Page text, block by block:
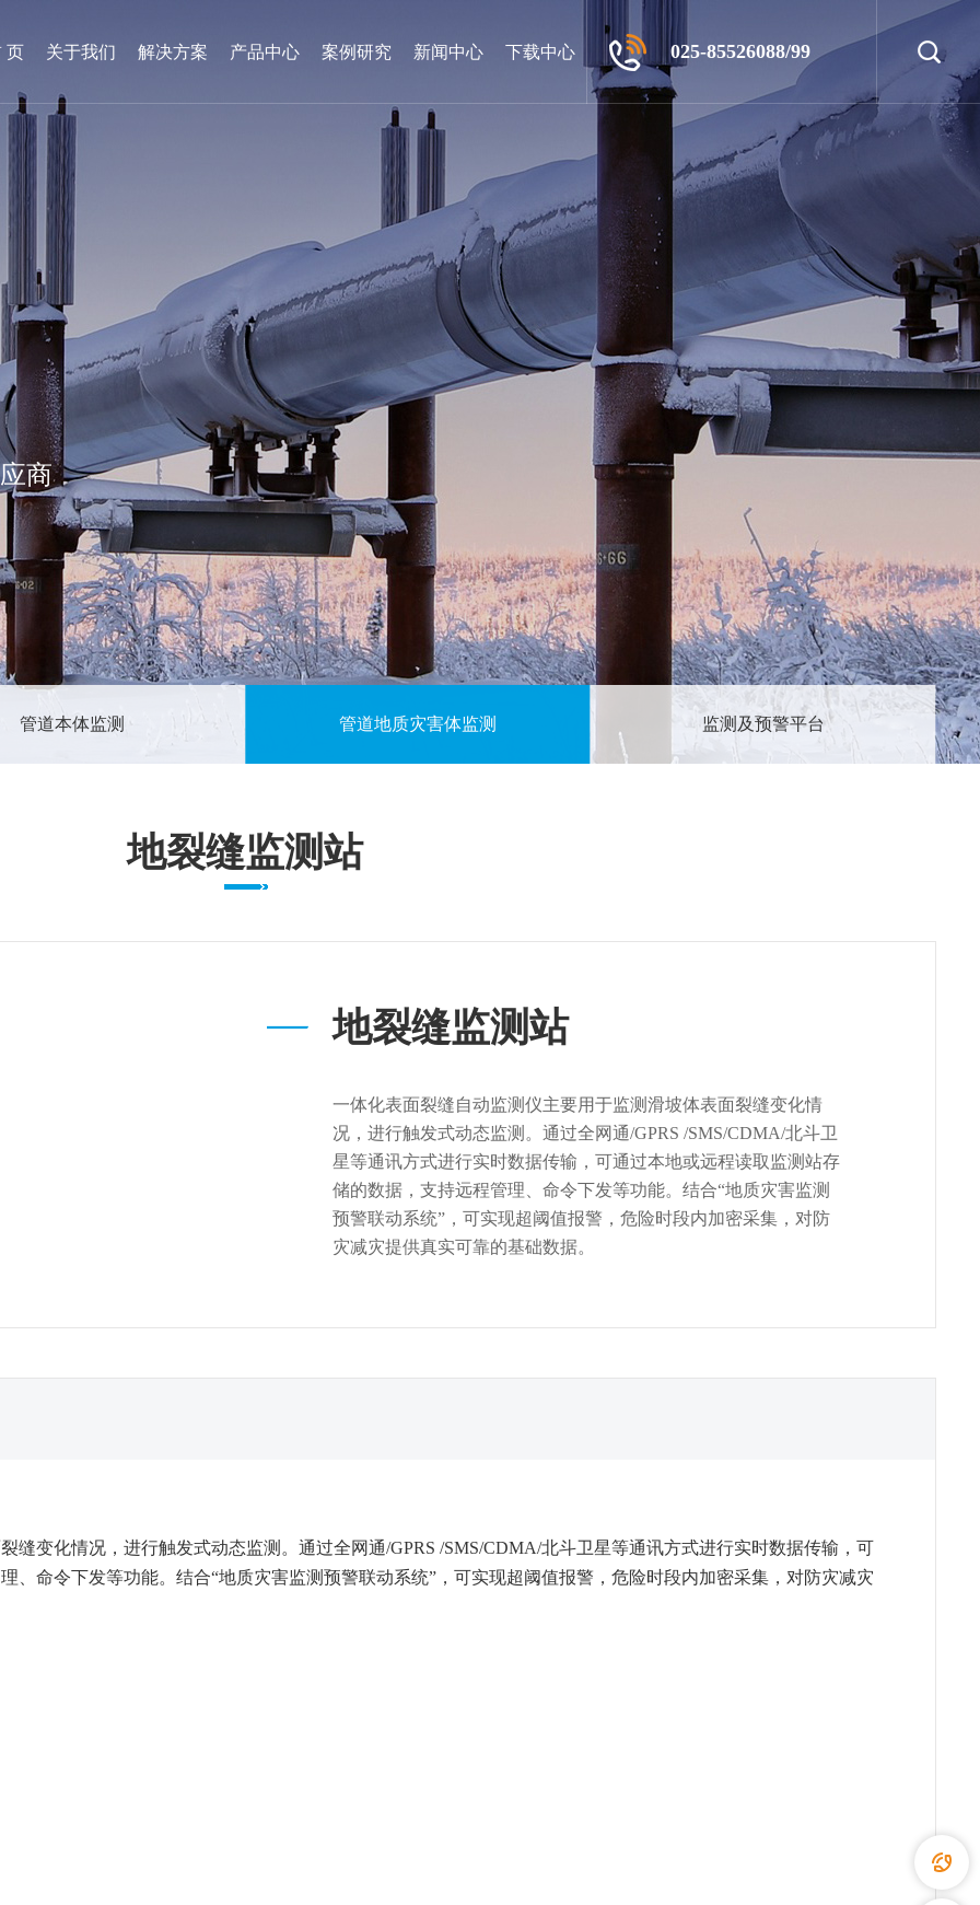
025-85526088/99
页 关于我们 解决方案 产品中心 案例研究 新闻中心 下载中心
商
管道本体监测 管道地质灾害体监测 监测及预警平台
地裂缝监测站
地裂缝监测站
一体化表面裂缝自动监测仪主要用于监测滑坡体表面裂缝变化情
况，进行触发式动态监测。通过全网通/GPRS /SMS/CDMA/北斗卫
星等通讯方式进行实时数据传输，可通过本地或远程读取监测站存
储的数据，支持远程管理、命令下发等功能。结合“地质灾害监测
预警联动系统”，可实现超阈值报警，危险时段内加密采集，对防
灾减灾提供真实可靠的基础数据。
缝变化情况，进行触发式动态监测。通过全网通/GPRS /SMS/CDMA/北斗卫星等通讯方式进行实时数据传输，可
、命令下发等功能。结合“地质灾害监测预警联动系统”，可实现超阈值报警，危险时段内加密采集，对防灾减灾